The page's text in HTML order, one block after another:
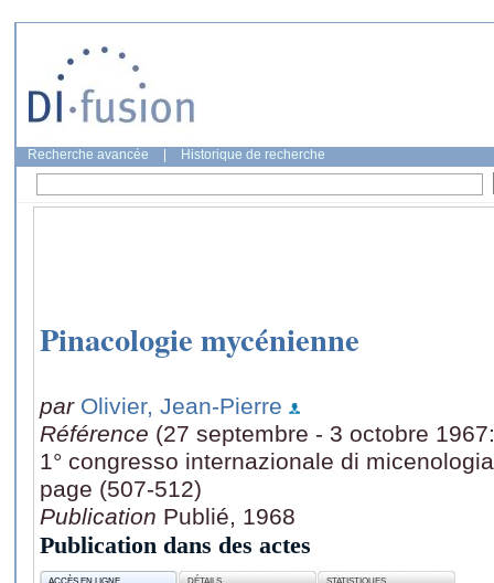
Recherche avancée Historique de recherche
Pinacologie mycénienne
par Olivier, Jean-Pierre
Référence (27 septembre - 3 octobre
1° congresso internazionale di
page (507-512)
Publication Publié, 1968
Publication dans des actes